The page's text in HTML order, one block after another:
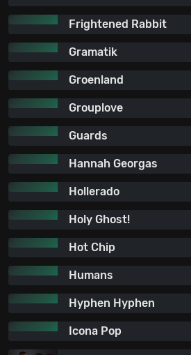
Frightened Rabbit
Gramatik
Groenland
Grouplove
Guards
Hannah Georgas
Hollerado
Holy Ghost!
Hot Chip
Humans
Hyphen Hyphen
Icona Pop